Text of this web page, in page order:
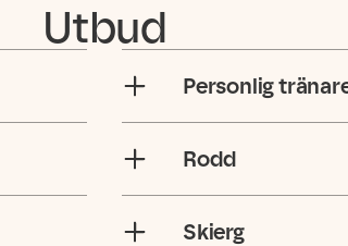
Utbud
Personlig
Rodd
Skierg